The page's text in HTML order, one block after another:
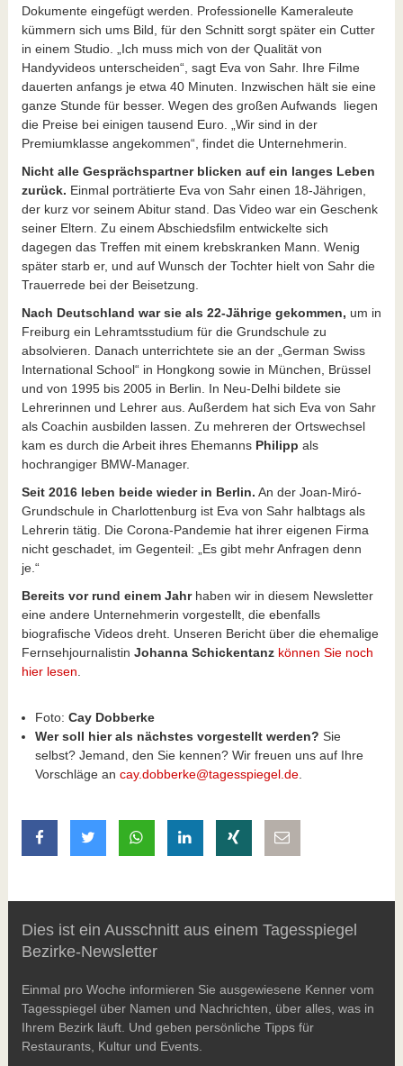
Dokumente eingefügt werden. Professionelle Kameraleute
kümmern sich ums Bild, für den Schnitt sorgt später ein Cutter
in einem Studio. „Ich muss mich von der Qualität von
Handyvideos unterscheiden“, sagt Eva von Sahr. Ihre Filme
dauerten anfangs je etwa 40 Minuten. Inzwischen hält sie eine
ganze Stunde für besser. Wegen des großen Aufwands liegen
die Preise bei einigen tausend Euro. „Wir sind in der
Premiumklasse angekommen“, findet die Unternehmerin.
Nicht alle Gesprächspartner blicken auf ein langes Leben
zurück. Einmal porträtierte Eva von Sahr einen 18-Jährigen,
der kurz vor seinem Abitur stand. Das Video war ein Geschenk
seiner Eltern. Zu einem Abschiedsfilm entwickelte sich
dagegen das Treffen mit einem krebskranken Mann. Wenig
später starb er, und auf Wunsch der Tochter hielt von Sahr die
Trauerrede bei der Beisetzung.
Nach Deutschland war sie als 22-Jährige gekommen, um in
Freiburg ein Lehramtsstudium für die Grundschule zu
absolvieren. Danach unterrichtete sie an der „German Swiss
International School“ in Hongkong sowie in München, Brüssel
und von 1995 bis 2005 in Berlin. In Neu-Delhi bildete sie
Lehrerinnen und Lehrer aus. Außerdem hat sich Eva von Sahr
als Coachin ausbilden lassen. Zu mehreren der Ortswechsel
kam es durch die Arbeit ihres Ehemanns Philipp als
hochrangiger BMW-Manager.
Seit 2016 leben beide wieder in Berlin. An der Joan-Miró-
Grundschule in Charlottenburg ist Eva von Sahr halbtags als
Lehrerin tätig. Die Corona-Pandemie hat ihrer eigenen Firma
nicht geschadet, im Gegenteil: „Es gibt mehr Anfragen denn
je.“
Bereits vor rund einem Jahrhaben wir in diesem Newsletter
eine andere Unternehmerin vorgestellt, die ebenfalls
biografische Videos dreht. Unseren Bericht über die ehemalige
Fernsehjournalistin Johanna Schickentanz können Sie noch
hier lesen
Foto: Cay Dobberke
Wer soll hier als nächstes vorgestellt werden? Sie
selbst? Jemand, den Sie kennen? Wir freuen uns auf Ihre
Vorschläge an cay.dobberke@tagesspiegel.de.
auf Facebook teilen
auf Twitter teilenmit Whatsapp teilen
auf LinkedIn teilen
auf Xing teilen
Dies ist ein Ausschnitt aus einem Tagesspiegel
Bezirke-Newsletter
Einmal pro Woche informieren Sie ausgewiesene Kenner vom
Tagesspiegel über Namen und Nachrichten, über alles, was in
Ihrem Bezirk läuft. Und geben persönliche Tipps für
Restaurants, Kultur und Events.